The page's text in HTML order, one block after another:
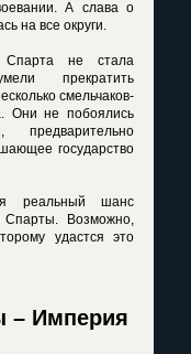
А слава о
на все округи.
Спарта не стала
прекратить
смельчаков-
Они не побоялись
государство
реальный шанс
Спарты. Возможно,
удастся это
– Империя